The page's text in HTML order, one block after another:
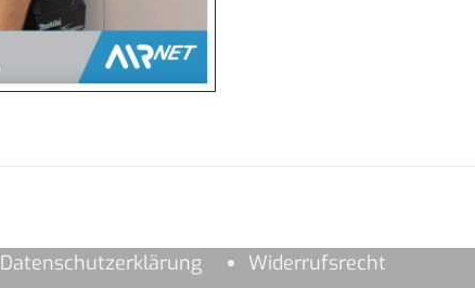
Datenschutzerklärung Widerrufsrecht